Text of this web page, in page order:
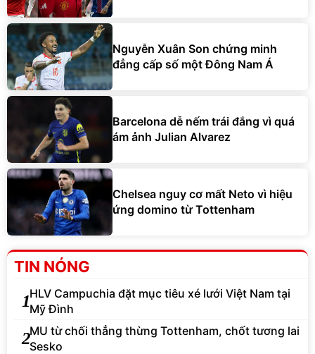
Nguyễn Xuân Son chứng minh
đẳng cấp số một Đông Nam Á
Barcelona dễ nếm trái đắng vì quá
ám ảnh Julian Alvarez
Chelsea nguy cơ mất Neto vì hiệu
ứng domino từ Tottenham
TIN NÓNG
1HLV Campuchia đặt mục tiêu xé lưới Việt Nam tại
Mỹ Đình
2MU từ chối thẳng thừng Tottenham, chốt tương lai
Sesko